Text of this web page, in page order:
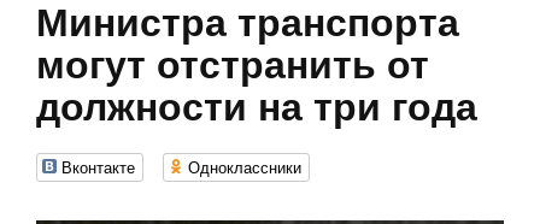
Министра транспорта
могут отстранить от
должности на три года
Вконтакте Одноклассники